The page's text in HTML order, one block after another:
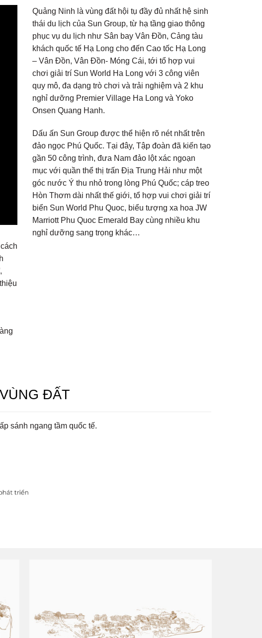
Quảng Ninh là vùng đất hội tụ đầy đủ nhất hệ sinh
thái du lịch của Sun Group, từ hạ tầng giao thông
phục vụ du lịch như Sân bay Vân Đồn, Cảng tàu
khách quốc tế Hạ Long cho đến Cao tốc Hạ Long
– Vân Đồn, Vân Đồn- Móng Cái, tới tổ hợp vui
chơi giải trí Sun World Ha Long với 3 công viên
quy mô, đa dạng trò chơi và trải nghiệm và 2 khu
nghỉ dưỡng Premier Village Ha Long và Yoko
Onsen Quang Hanh.
Dấu ấn Sun Group được thể hiện rõ nét nhất trên
đảo ngọc Phú Quốc. Tại đây, Tập đoàn đã kiến tạo
gần 50 công trình, đưa Nam đảo lột xác ngoạn
mục với quần thể thị trấn Địa Trung Hải như một
góc nước Ý thu nhỏ trong lòng Phú Quốc; cáp treo
Hòn Thơm dài nhất thế giới, tổ hợp vui chơi giải trí
biển Sun World Phu Quoc, biểu tượng xa hoa JW
Marriott Phu Quoc Emerald Bay cùng nhiều khu
nghỉ dưỡng sang trọng khác…
ĐẤT
sánh ngang tầm quốc tế.